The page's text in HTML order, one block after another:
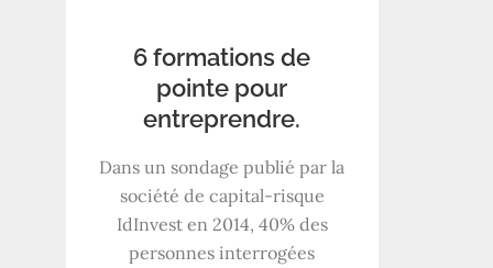
6 formations de
pointe pour
entreprendre.
Dans un sondage publié par la
société de capital-risque
IdInvest en 2014, 40% des
personnes interrogées